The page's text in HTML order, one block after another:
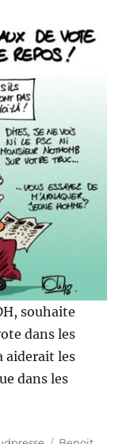
souhaite
dans les
aiderait les
dans les